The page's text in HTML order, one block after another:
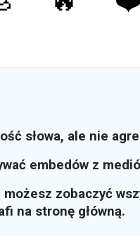
słowa, ale nie
embedów z
zobaczyć
na stronę główną.